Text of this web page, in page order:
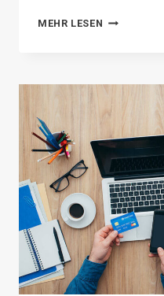
MEHR LESEN HOW
PRODUCT
RESEARCH
EFFECTIVELY
FOR
YOUR
BUSINESS
2026